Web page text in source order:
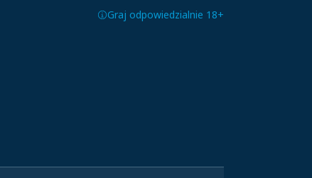
Graj odpowiedzialnie 18+